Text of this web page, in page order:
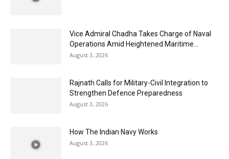
Vice Admiral Chadha Takes Charge of Naval
Operations Amid Heightened Maritime...
August 3, 2026
Rajnath Calls for Military-Civil Integration to
Strengthen Defence Preparedness
August 3, 2026
How The Indian Navy Works
August 3, 2026